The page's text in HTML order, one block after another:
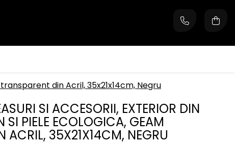
din Acril, 35x21x14cm, Negru
SI ACCESORII, EXTERIOR DIN
SI PIELE ECOLOGICA, GEAM
ACRIL, 35X21X14CM, NEGRU